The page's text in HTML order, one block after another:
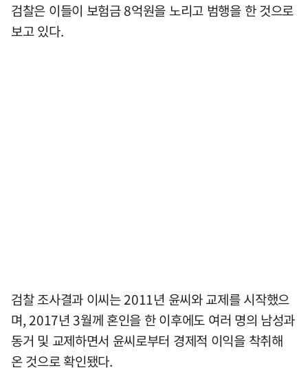
검찰은 이들이 보험금 8억원을 노리고 범행을 한 것으로
보고 있다.
검찰 조사결과 이씨는 2011년 윤씨와 교제를 시작했으
며, 2017년 3월께 혼인을 한 이후에도 여러 명의 남성과
동거 및 교제하면서 윤씨로부터 경제적 이익을 착취해
온 것으로 확인됐다.